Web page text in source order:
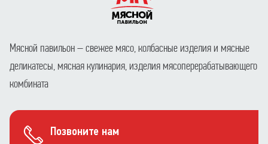
Мясной павильон – свежее мясо, колбасные изделия и мясные
деликатесы, мясная кулинария, изделия мясоперерабатывающего
комбината
Позвоните нам